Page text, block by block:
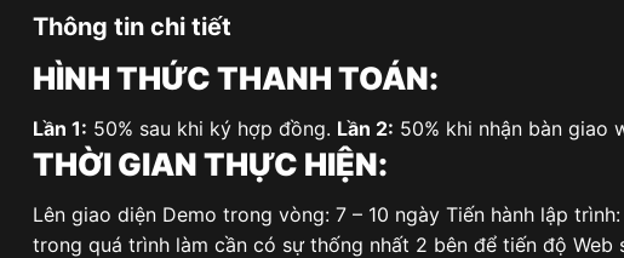
Thông tin chi tiết
HÌNH THỨC THANH TOÁN:
Lần 1: 50% sau khi ký hợp đồng. Lần 2: 50% khi nhận bàn giao
THỜI GIAN THỰC HIỆN:
Lên giao diện Demo trong vòng: 7 – 10 ngày Tiến hành lập
trong quá trình làm cần có sự thống nhất 2 bên để tiến độ Web